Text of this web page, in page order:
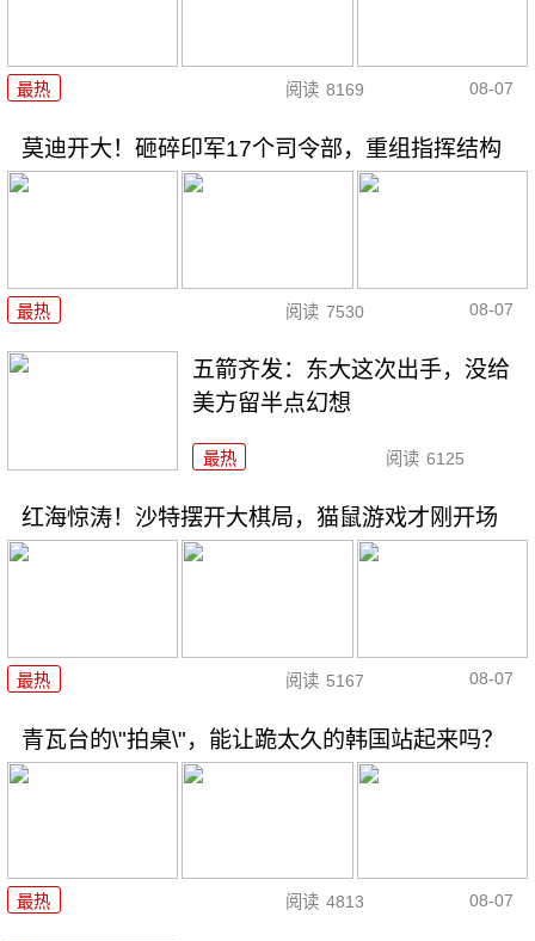
最热 阅读 8169 08-07
莫迪开大！砸碎印军17个司令部，重组指挥结构
最热 阅读 7530 08-07
五箭齐发：东大这次出手，没给
美方留半点幻想
最热 阅读 6125
红海惊涛！沙特摆开大棋局，猫鼠游戏才刚开场
最热 阅读 5167 08-07
青瓦台的\"拍桌\"，能让跪太久的韩国站起来吗？
最热 阅读 4813 08-07